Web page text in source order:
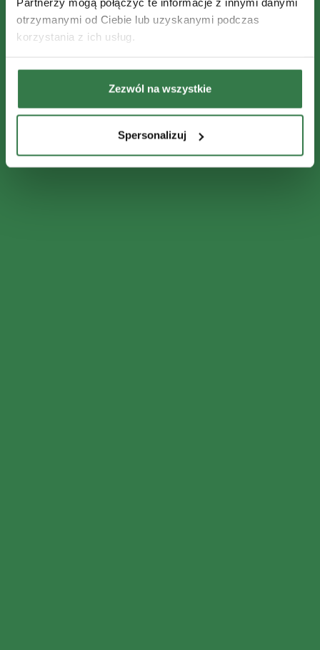
otrzymanymi od Ciebie lub uzyskanymi podczas
korzystania z ich usług.
Zezwól na wszystkie
Spersonalizuj